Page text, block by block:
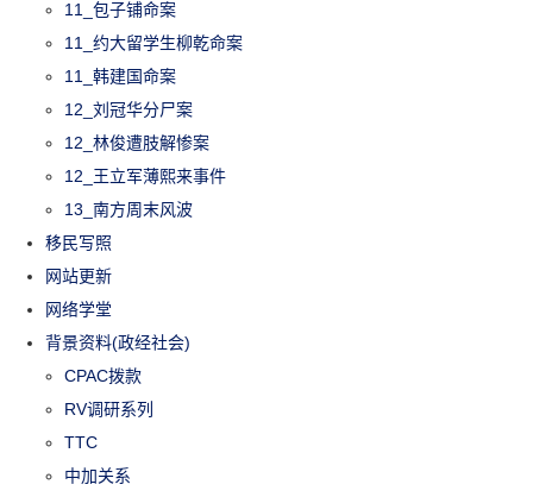
11_包子铺命案
11_约大留学生柳乾命案
11_韩建国命案
12_刘冠华分尸案
12_林俊遭肢解惨案
12_王立军薄熙来事件
13_南方周末风波
移民写照
网站更新
网络学堂
背景资料(政经社会)
CPAC拨款
RV调研系列
TTC
中加关系